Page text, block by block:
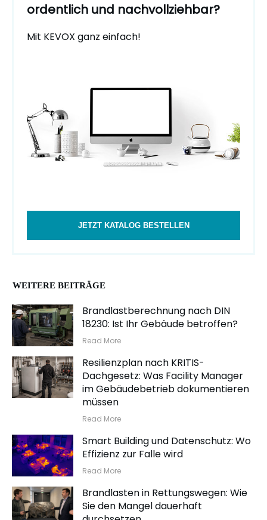
ordentlich und nachvollziehbar?
Mit KEVOX ganz einfach!
JETZT KATALOG BESTELLEN
WEITERE BEITRÄGE
Brandlastberechnung nach DIN
18230: Ist Ihr Gebäude betroffen?
Read More
Resilienzplan nach KRITIS-
Dachgesetz: Was Facility Manager
im Gebäudebetrieb dokumentieren
müssen
Read More
Smart Building und Datenschutz: Wo
Effizienz zur Falle wird
Read More
Brandlasten in Rettungswegen: Wie
Sie den Mangel dauerhaft